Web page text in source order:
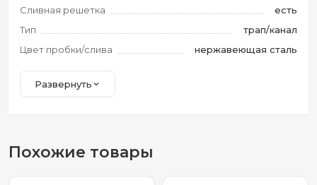
Сливная решетка
есть
Тип
трап/канал
Цвет пробки/слива
нержавеющая сталь
Развернуть
Похожие товары